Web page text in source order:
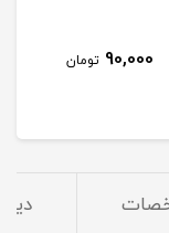
90,000 تومان